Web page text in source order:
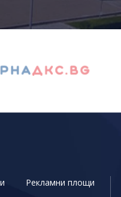
Рекламни площи